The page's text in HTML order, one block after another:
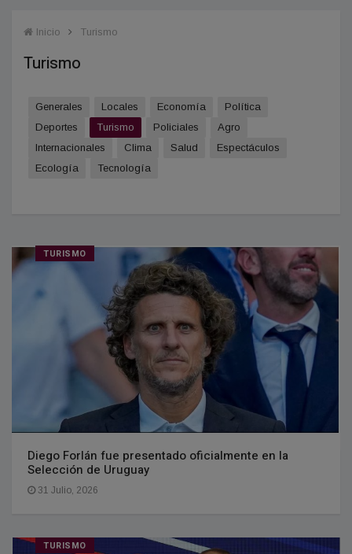
Inicio Turismo
Turismo
Generales Locales Economía
Política
Deportes
Turismo Policiales
Agro
Internacionales
Clima Salud
Espectáculos
Ecología
Tecnología
TURISMO
Diego Forlán fue presentado oficialmente en la
Selección de Uruguay
31 Julio, 2026
TURISMO